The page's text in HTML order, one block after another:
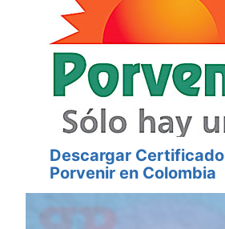
Descargar Certificado
Porvenir en Colombia